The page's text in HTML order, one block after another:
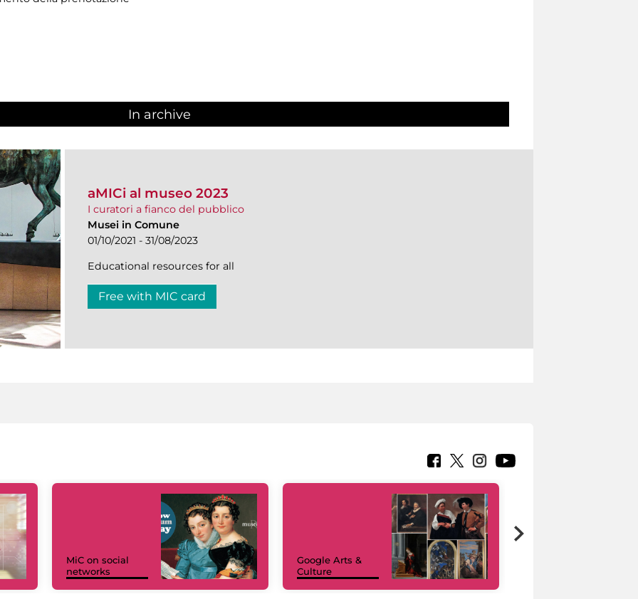
In archive
aMICi al museo 2023
I curatori a fianco del pubblico
Musei in Comune
01/10/2021 - 31/08/2023
Educational resources for all
Free with MIC card
MiC on social
networks
Google Arts &
Culture